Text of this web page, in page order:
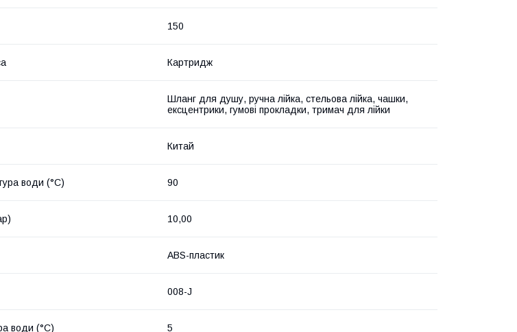
150
Картридж
Шланг для душу, ручна лійка, стельова лійка, чашки,
ексцентрики, гумові прокладки, тримач для лійки
Китай
води (°C) 90
10,00
ABS-пластик
008-J
води (°C) 5